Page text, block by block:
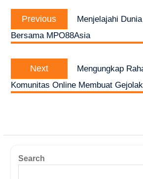
navigation
Previous
post:
Menjelajahi
Bersama MPO88Asia
Next
post:
Mengungkap
Komunitas Online Membuat Gejolak
Search